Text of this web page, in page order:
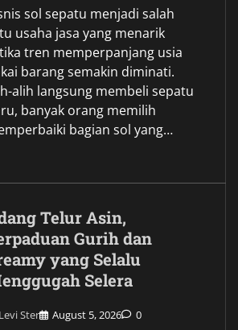
sol sepatu menjadi salah
usaha jasa yang menarik
tren memperpanjang usia
barang semakin diminati.
alih langsung membeli sepatu
banyak orang memilih
bagian sol yang…
Telur Asin,
Gurih dan
yang Selalu
Selera
Levi Ster August 5, 2026 0